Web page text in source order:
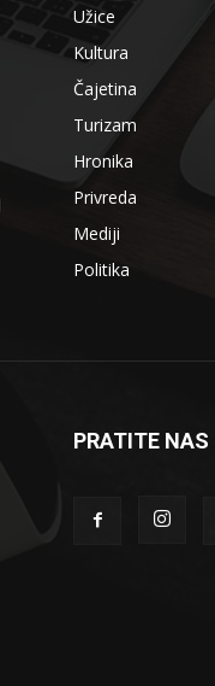
Užice
Kultura
Čajetina
Turizam
Hronika
Privreda
Mediji
Politika
PRATITE NAS